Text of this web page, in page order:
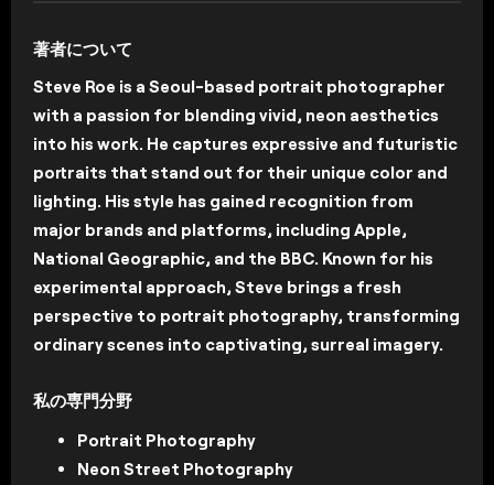
著者について
Steve Roe is a Seoul-based portrait photographer
with a passion for blending vivid, neon aesthetics
into his work. He captures expressive and futuristic
portraits that stand out for their unique color and
lighting. His style has gained recognition from
major brands and platforms, including Apple,
National Geographic, and the BBC. Known for his
experimental approach, Steve brings a fresh
perspective to portrait photography, transforming
ordinary scenes into captivating, surreal imagery.
私の専門分野
Portrait Photography
Neon Street Photography